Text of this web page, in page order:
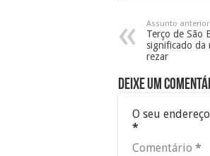
Assunto anterior
Terço de São
significado da
rezar
Deixe um
O seu
*
Comentário *